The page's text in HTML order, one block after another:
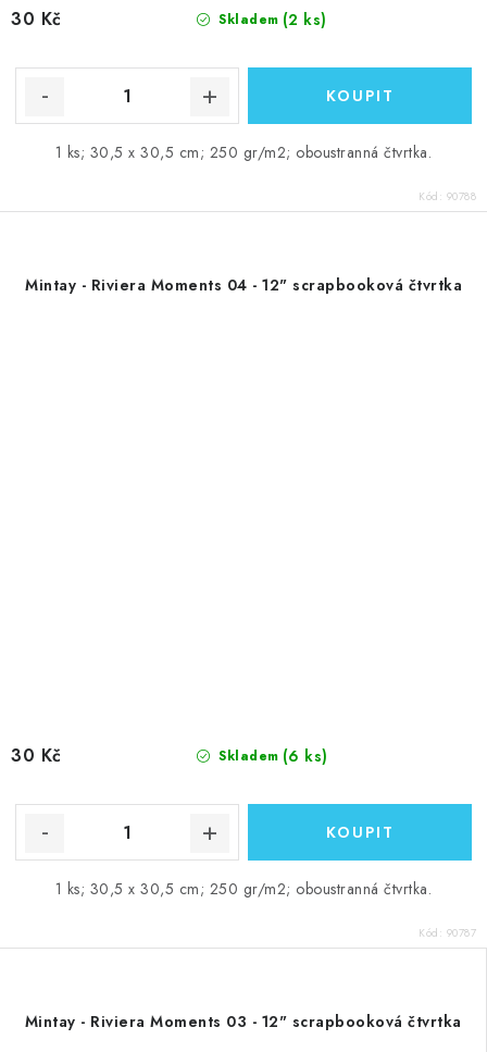
Skladem (2 ks)
30 Kč
1 ks; 30,5 x 30,5 cm; 250 gr/m2; oboustranná čtvrtka.
Kód: 90788
Mintay - Riviera Moments 04 - 12" scrapbooková čtvrtka
Skladem (6 ks)
30 Kč
1 ks; 30,5 x 30,5 cm; 250 gr/m2; oboustranná čtvrtka.
Kód: 90787
Mintay - Riviera Moments 03 - 12" scrapbooková čtvrtka